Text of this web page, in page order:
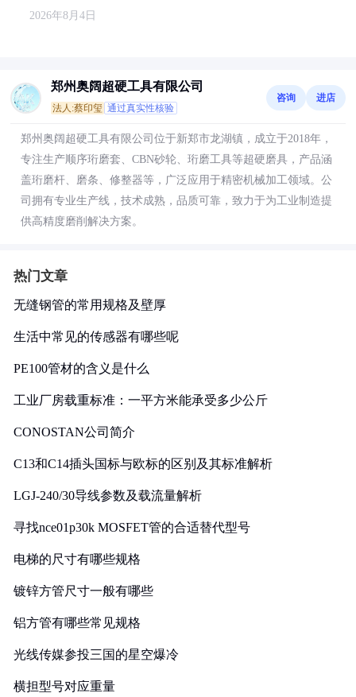
2026年8月4日
郑州奥阔超硬工具有限公司
法人:蔡印玺 通过真实性核验
咨询 进店
郑州奥阔超硬工具有限公司位于新郑市龙湖镇，成立于2018年，
专注生产顺序珩磨套、CBN砂轮、珩磨工具等超硬磨具，产品涵
盖珩磨杆、磨条、修整器等，广泛应用于精密机械加工领域。公
司拥有专业生产线，技术成熟，品质可靠，致力于为工业制造提
供高精度磨削解决方案。
热门文章
无缝钢管的常用规格及壁厚
生活中常见的传感器有哪些呢
PE100管材的含义是什么
工业厂房载重标准：一平方米能承受多少公斤
CONOSTAN公司简介
C13和C14插头国标与欧标的区别及其标准解析
LGJ-240/30导线参数及载流量解析
寻找nce01p30k MOSFET管的合适替代型号
电梯的尺寸有哪些规格
镀锌方管尺寸一般有哪些
铝方管有哪些常见规格
光线传媒参投三国的星空爆冷
横担型号对应重量